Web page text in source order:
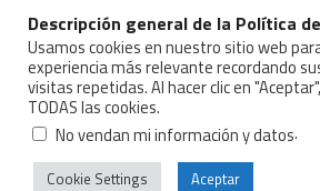
Copyright © 2024 Hablemos de Beisbol.
Descripción general de la Política
Usamos cookies en nuestro sitio web
experiencia más relevante recordando
visitas repetidas. Al hacer clic en
TODAS las cookies.
No vendan mi información y datos.
Cookie Settings Aceptar